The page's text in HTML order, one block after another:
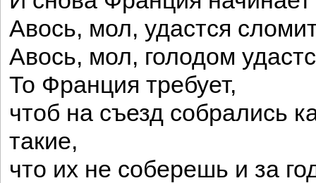
Авось, мол, удастся
Авось, мол, голодом
То Франция требует,
чтоб на съезд собрались
такие,
что их не соберешь и за